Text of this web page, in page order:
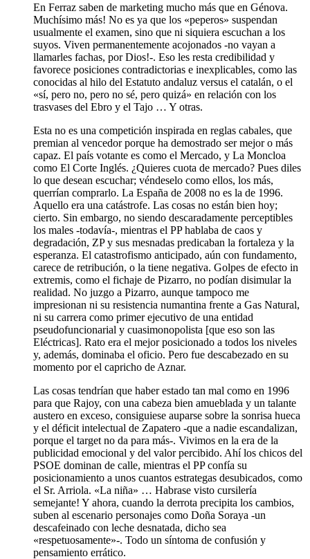
En Ferraz saben de marketing mucho más que en Génova.
Muchísimo más! No es ya que los «peperos» suspendan
usualmente el examen, sino que ni siquiera escuchan a los
suyos. Viven permanentemente acojonados -no vayan a
llamarles fachas, por Dios!-. Eso les resta credibilidad y
favorece posiciones contradictorias e inexplicables, como las
conocidas al hilo del Estatuto andaluz versus el catalán, o el
«sí, pero no, pero no sé, pero quizá» en relación con los
trasvases del Ebro y el Tajo … Y otras.
Esta no es una competición inspirada en reglas cabales, que
premian al vencedor porque ha demostrado ser mejor o más
capaz. El país votante es como el Mercado, y La Moncloa
como El Corte Inglés. ¿Quieres cuota de mercado? Pues diles
lo que desean escuchar; véndeselo como ellos, los más,
querrían comprarlo. La España de 2008 no es la de 1996.
Aquello era una catástrofe. Las cosas no están bien hoy;
cierto. Sin embargo, no siendo descaradamente perceptibles
los males -todavía-, mientras el PP hablaba de caos y
degradación, ZP y sus mesnadas predicaban la fortaleza y la
esperanza. El catastrofismo anticipado, aún con fundamento,
carece de retribución, o la tiene negativa. Golpes de efecto in
extremis, como el fichaje de Pizarro, no podían disimular la
realidad. No juzgo a Pizarro, aunque tampoco me
impresionan ni su resistencia numantina frente a Gas Natural,
ni su carrera como primer ejecutivo de una entidad
pseudofuncionarial y cuasimonopolista [que eso son las
Eléctricas]. Rato era el mejor posicionado a todos los niveles
y, además, dominaba el oficio. Pero fue descabezado en su
momento por el capricho de Aznar.
Las cosas tendrían que haber estado tan mal como en 1996
para que Rajoy, con una cabeza bien amueblada y un talante
austero en exceso, consiguiese auparse sobre la sonrisa hueca
y el déficit intelectual de Zapatero -que a nadie escandalizan,
porque el target no da para más-. Vivimos en la era de la
publicidad emocional y del valor percibido. Ahí los chicos del
PSOE dominan de calle, mientras el PP confía su
posicionamiento a unos cuantos estrategas desubicados, como
el Sr. Arriola. «La niña» … Habrase visto cursilería
semejante! Y ahora, cuando la derrota precipita los cambios,
suben al escenario personajes como Doña Soraya -un
descafeinado con leche desnatada, dicho sea
«respetuosamente»-. Todo un síntoma de confusión y
pensamiento errático.